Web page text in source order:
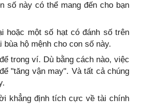
số này có thể mang đến cho bạn
hoặc một số hạt có đánh số trên
hộ mệnh cho con số này.
trong ví. Dù bằng cách nào, việc
"tăng vận may". Và tất cả chúng
khẳng định tích cực về tài chính